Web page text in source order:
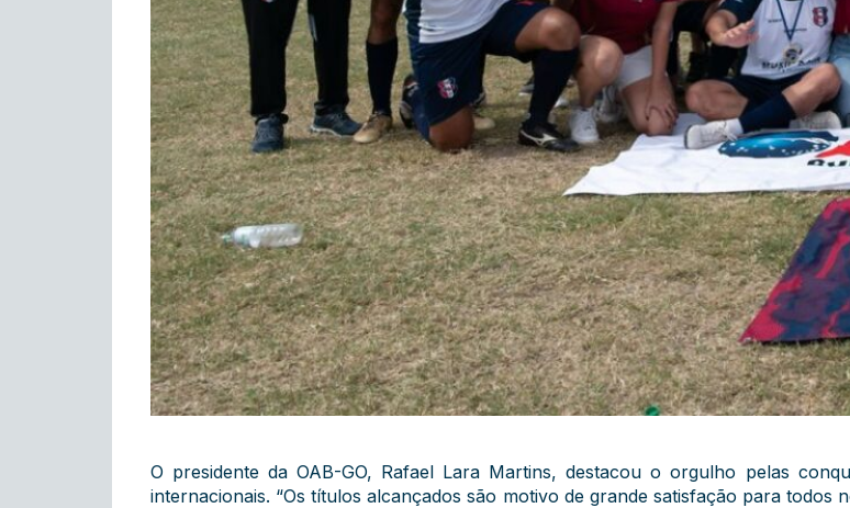
O presidente da OAB-GO, Rafael Lara Martins, destacou o orgulho pelas
internacionais. “Os títulos alcançados são motivo de grande satisfação para